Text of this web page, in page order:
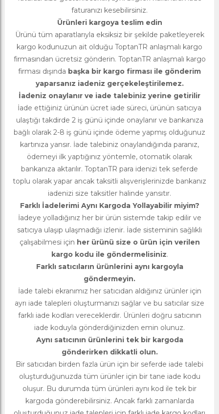
faturanızı kesebilirsiniz.
Ürünleri kargoya teslim edin
Ürünü tüm aparatlarıyla eksiksiz bir şekilde paketleyerek
kargo kodunuzun ait olduğu ToptanTR anlaşmalı kargo
firmasından ücretsiz gönderin. ToptanTR anlaşmalı kargo
firması dışında başka bir kargo firması ile gönderim
yaparsanız iadeniz gerçekeleştirilemez.
İadeniz onaylanır ve iade talebiniz yerine getirilir
İade ettiğiniz ürünün ücret iade süreci, ürünün satıcıya
ulaştığı takdirde 2 iş günü içinde onaylanır ve bankanıza
bağlı olarak 2-8 iş günü içinde ödeme yapmış olduğunuz
kartınıza yansır. İade talebiniz onaylandığında paranız,
ödemeyi ilk yaptığınız yöntemle, otomatik olarak
bankanıza aktarılır. ToptanTR para idenizi tek seferde
toplu olarak yapar ancak taksitli alışverişlerinizde bankanız
iadenizi size taksitler halinde yansıtır.
Farklı İadelerimi Aynı Kargoda Yollayabilir miyim?
İadeye yolladığınız her bir ürün sistemde takip edilir ve
satıcıya ulaşıp ulaşmadığı izlenir. İade sisteminin sağlıklı
çalışabilmesi için her ürünü size o ürün için verilen
kargo kodu ile göndermelisiniz.
Farklı satıcıların ürünlerini aynı kargoyla
göndermeyin.
İade talebi ekranımız her satıcıdan aldığınız ürünler için
ayrı iade talepleri oluşturmanızı sağlar ve bu satıcılar size
farklı iade kodları vereceklerdir. Ürünleri doğru satıcının
iade koduyla gönderdiğinizden emin olunuz.
Aynı satıcının ürünlerini tek bir kargoda
gönderirken dikkatli olun.
Bir satıcıdan birden fazla ürün için bir seferde iade talebi
oluşturduğunuzda tüm ürünler için bir tane iade kodu
oluşur. Bu durumda tüm ürünleri aynı kod ile tek bir
kargoda gönderebilirsiniz. Ancak farklı zamanlarda